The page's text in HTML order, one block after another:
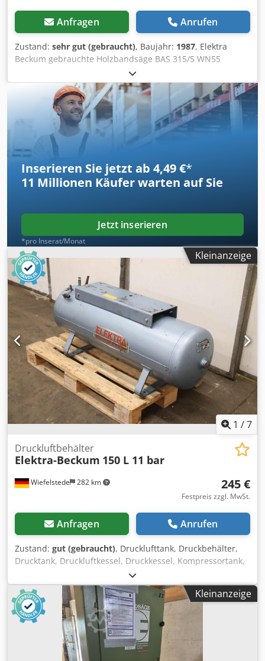
Anfragen Anrufen
Zustand: sehr gut (gebraucht), Baujahr: 1987, Elektra
Beckum gebrauchte Holzbandsäge BAS 315/5 WN55
Baujahr: 1987 Dwodpfxjvkyd Ss Am Doa Serien Nr.:
2106584 Sägeblattlänge: 2240mm Spannung: 230 Volt
Schnitttiefe: 170mm Parallelanschlag Untergestell
Standort: ab Lager 54634 Bitburg - sofort verfügbar -
Inserieren Sie jetzt ab 4,49 €*
11 Millionen Käufer warten auf Sie
Jetzt inserieren
*pro Inserat/Monat
Kleinanzeige
1 /7
Wiefelstede 282 km
Druckluftbehälter
Elektra-Beckum 150 L 11 bar
245 €
Festpreis zzgl. MwSt.
Anfragen Anrufen
Zustand: gut (gebraucht), Drucklufttank, Druckbehälter,
Drucktank, Druckluftkessel, Druckkessel, Kompressortank,
Druckluftbehälter, Druckluftspeicher, Kompressorkessel
Dwedpfx Ameya Dfis Doa -Hersteller: Elektra-Beckum,
Druckluftbehälte Druckluftspeicher -Inhalt: 150 L -
Betriebsdruck: 11 bar -Abmessungen: 1460/510/H530 mm -
Gewicht: 92 kg
Kleinanzeige